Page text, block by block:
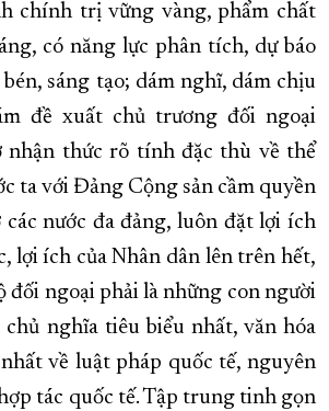
chính trị vững vàng, phẩm chất
có năng lực phân tích, dự báo
sáng tạo; dám nghĩ, dám chịu
đề xuất chủ trương đối ngoại
nhận thức rõ tính đặc thù về thể
ta với Đảng Cộng sản cầm quyền
nước đa đảng, luôn đặt lợi ích
lợi ích của Nhân dân lên trên hết,
đối ngoại phải là những con người
chủ nghĩa tiêu biểu nhất, văn hóa
về luật pháp quốc tế, nguyên
tác quốc tế. Tập trung tinh gọn